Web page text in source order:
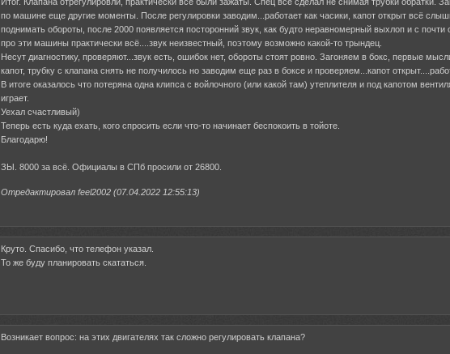
по машине еще другие моменты. После регулировки заводим...работает как часики, капот открыт всё
поднимать обороты, после 2000 появляется посторонний звук, как будто неравномерный выхлоп и с
про эти машины практически всё....звук неизвестный, поэтому возможно какой-то трындец.
Несут диагностику, проверяют...звук есть, ошибок нет, обороты стоят ровно. Загоняем в бокс, первые
капот, трубку с клапана снять не получилось но заводим еще раз в боксе и проверяем...капот
В итоге оказалось что потеряна одна клипса с войлочного (или какой там) утеплителя и под капотом
играет.
Уехал счастливый)
Теперь есть куда ехать, кого спросить если что-то начинает беспокоить в тойоте.
Благодарю!
ЗЫ. 8000 за всё. Официалы в СПб просили от 26800.
Отредактировал feel2002 (07.04.2022 12:55:13)
Круто. Спасибо, что телефон указал.
То же буду планировать скататься.
Возникает вопрос: на этих двигателях так сложно регулировать клапана?